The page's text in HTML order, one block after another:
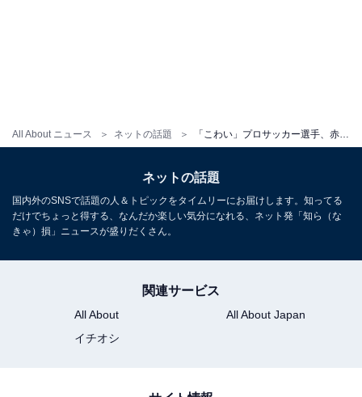
All About ニュース ネットの話題
ネットの話題
国内外のSNSで話題の人＆トピックをタイムリーにお届けします。知ってる
だけでちょっと得する、なんだか楽しい気分になれる、ネット発「知ら（な
きゃ）損」ニュースが盛りだくさん。
関連サービス
All About
All About Japan
イチオシ